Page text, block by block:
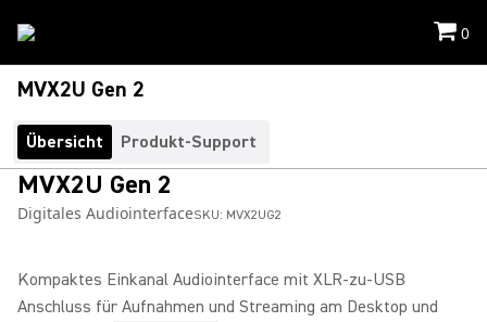
0
MVX2U Gen 2
Übersicht Produkt-Support
MVX2U Gen 2
Digitales AudiointerfaceSKU: MVX2UG2
Kompaktes Einkanal Audiointerface mit XLR‑zu‑USB
Anschluss für Aufnahmen und Streaming am Desktop und